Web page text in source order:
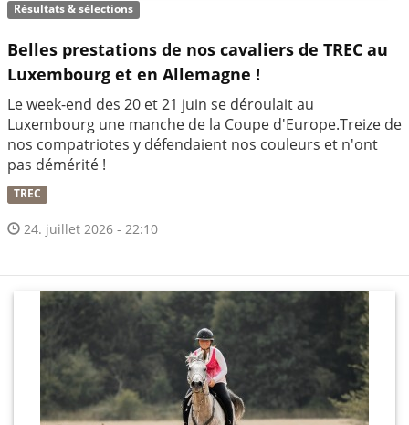
Résultats & sélections
Belles prestations de nos cavaliers de TREC au
Luxembourg et en Allemagne !
Le week-end des 20 et 21 juin se déroulait au
Luxembourg une manche de la Coupe d'Europe.Treize de
nos compatriotes y défendaient nos couleurs et n'ont
pas démérité !
TREC
24. juillet 2026 - 22:10